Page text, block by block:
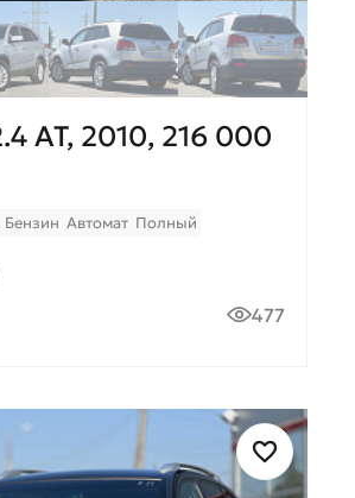
AT, 2010, 216 000
Бензин Автомат Полный
477